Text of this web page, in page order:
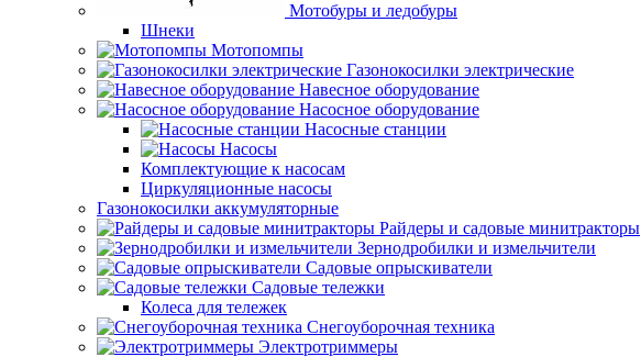
Мотобуры и ледобуры
Шнеки
Мотопомпы
Газонокосилки электрические
Навесное оборудование
Насосное оборудование
Насосные станции
Насосы
Комплектующие к насосам
Циркуляционные насосы
Газонокосилки аккумуляторные
Райдеры и садовые минитракторы
Зернодробилки и измельчители
Садовые опрыскиватели
Садовые тележки
Колеса для тележек
Снегоуборочная техника
Электротриммеры